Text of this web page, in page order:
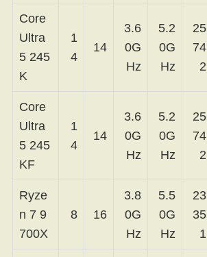
Core
Ultra
5 245
K
1
4
14
3.6
0G
Hz
5.2
0G
Hz
25
74
2
Core
Ultra
5 245
KF
1
4
14
3.6
0G
Hz
5.2
0G
Hz
25
74
2
Ryze
n 7 9
700X
8 16
3.8
0G
Hz
5.5
0G
Hz
23
35
1